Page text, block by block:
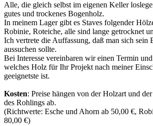
Alle, die gleich selbst im eigenen Keller
gutes und trockenes Bogenholz.
In meinem Lager gibt es Staves folgender
Robinie, Roteiche, alle sind lange getrocknet
Ich vertrete die Auffassung, daß man sich sein
aussuchen sollte.
Bei Interesse vereinbaren wir einen Termin
welches Holz für Ihr Projekt nach meiner
geeignetste ist.
Kosten: Preise hängen von der Holzart und
des Rohlings ab.
(Richtwerte: Esche und Ahorn ab 50,00 €,
80,00 €)